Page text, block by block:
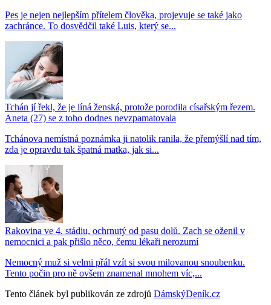
Pes je nejen nejlepším přítelem člověka, projevuje se také jako
zachránce. To dosvědčil také Luis, který se...
Tchán jí řekl, že je líná ženská, protože porodila císařským řezem.
Aneta (27) se z toho dodnes nevzpamatovala
Tchánova nemístná poznámka ji natolik ranila, že přemýšlí nad tím,
zda je opravdu tak špatná matka, jak si...
Rakovina ve 4. stádiu, ochrnutý od pasu dolů. Zach se oženil v
nemocnici a pak přišlo něco, čemu lékaři nerozumí
Nemocný muž si velmi přál vzít si svou milovanou snoubenku.
Tento počin pro ně ovšem znamenal mnohem víc,...
Tento článek byl publikován ze zdrojů DámskýDeník.cz